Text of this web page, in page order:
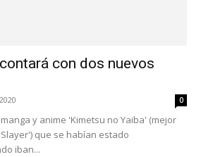
contará con dos nuevos
0
y anime 'Kimetsu no Yaiba' (mejor
que se habían estado
iban...